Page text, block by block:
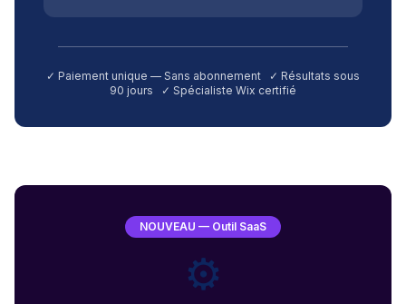
✓ Paiement unique — Sans abonnement ✓ Résultats sous
90 jours ✓ Spécialiste Wix certifié
NOUVEAU — Outil SaaS
⚙️